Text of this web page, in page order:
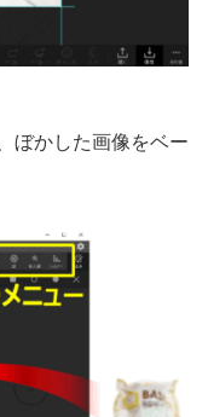
ぼかした画像をベー